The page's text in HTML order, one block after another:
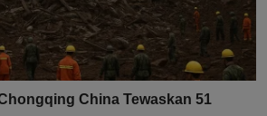
China Tewaskan 51